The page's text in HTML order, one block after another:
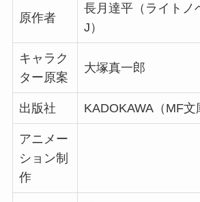
原作者
長月達平（ライトノ
J）
キャラク
ター原案
大塚真一郎
出版社 KADOKAWA（MF文
アニメー
ション制
作